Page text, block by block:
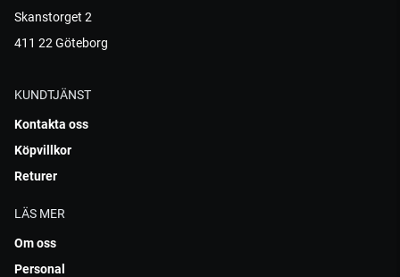
Skanstorget 2
411 22 Göteborg
KUNDTJÄNST
Kontakta oss
Köpvillkor
Returer
LÄS MER
Om oss
Personal